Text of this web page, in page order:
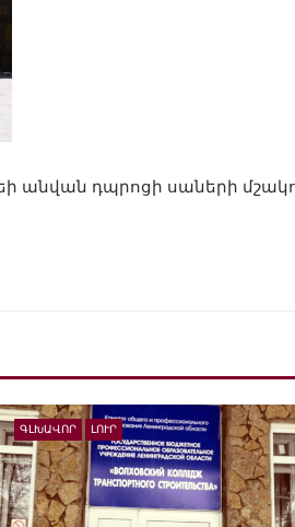
անվան դպրոցի սաների
ԳԼԽԱՎՈՐ ԼՈՒՐ